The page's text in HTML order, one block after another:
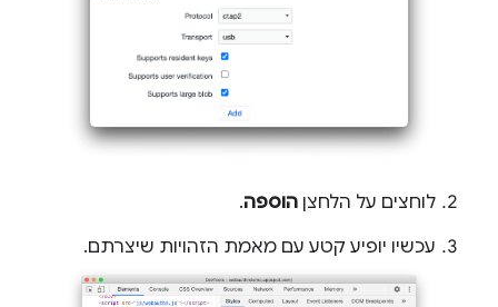
לוחצים על הלחצן הוספה.
עכשיו יופיע קטע עם מאמת הזהויות שיצרתם.